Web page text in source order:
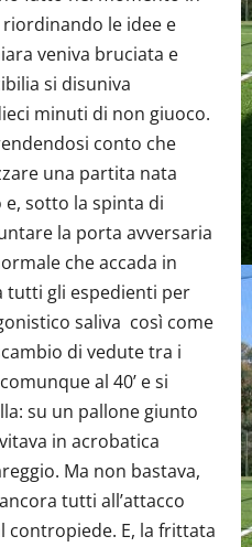
riordinando le idee e
veniva bruciata e
si disuniva
minuti di non giuoco.
conto che
una partita nata
sotto la spinta di
la porta avversaria
che accada in
tutti gli espedienti per
saliva così come
di vedute tra i
al 40’ e si
su un pallone giunto
in acrobatica
Ma non bastava,
tutti all’attacco
contropiede. E, la frittata